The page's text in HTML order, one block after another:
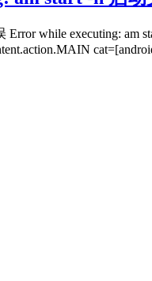
while executing: am